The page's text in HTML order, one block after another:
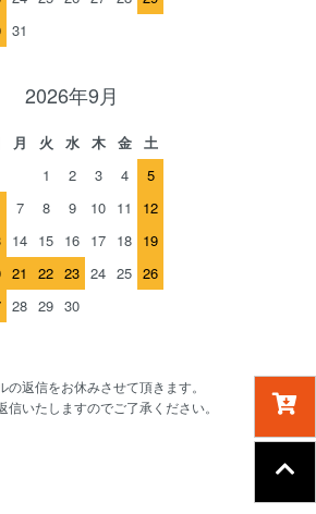
31
2026年9月
月 火 水 木 金
土
1
2 3 4
5
7 8 9 10 11
12
14 15 16 17 18 19
21 22 23 24 25 26
28 29 30
返信をお休みさせて頂きます。
いたしますのでご了承ください。